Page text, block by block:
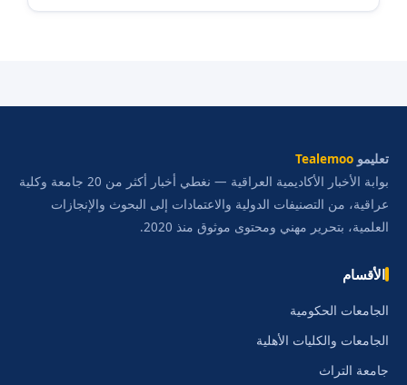
تعليمو Tealemoo
بوابة الأخبار الأكاديمية العراقية — نغطي أخبار أكثر من 20 جامعة وكلية
عراقية، من التصنيفات الدولية والاعتمادات إلى البحوث والإنجازات
العلمية، بتحرير مهني ومحتوى موثوق منذ 2020.
الأقسام
الجامعات الحكومية
الجامعات والكليات الأهلية
جامعة التراث